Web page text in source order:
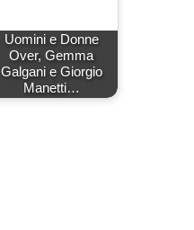
Uomini e Donne
Over, Gemma
Galgani e Giorgio
Manetti…